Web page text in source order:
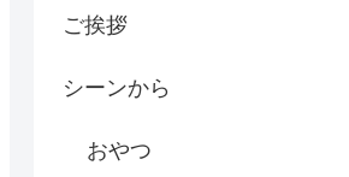
ご挨拶
シーンから
おやつ